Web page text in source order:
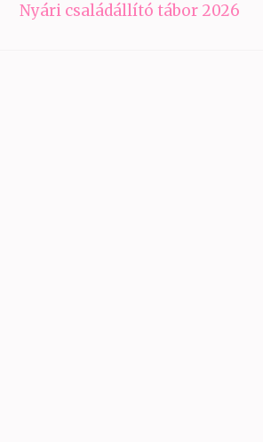
Nyári családállító tábor 2026